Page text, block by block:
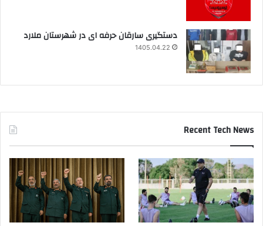
دستگیری سارقان حرفه ای در شهرستان ملارد
1405.04.22
Recent Tech News